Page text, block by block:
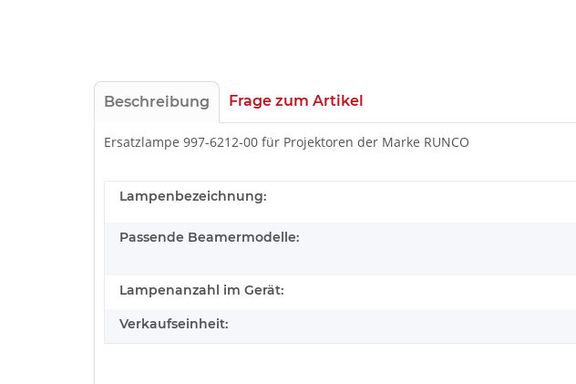
Beschreibung Frage zum Artikel
Ersatzlampe 997-6212-00 für Projektoren der Marke RUNCO
Lampenbezeichnung:
Passende Beamermodelle:
Lampenanzahl im Gerät:
Verkaufseinheit: